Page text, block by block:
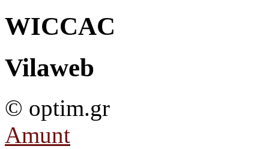
WICCAC
Vilaweb
© optim.gr
Amunt